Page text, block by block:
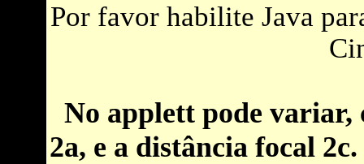
Por favor habilite Java
No applett pode variar,
2a, e a distância focal